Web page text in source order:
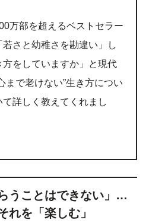
万部を超えるベストセラー
さと幼稚さを勘違い」し
をしていますか」と現代
まで老けない”生き方につい
詳しく教えてくれまし
うことはできない」…
れを「楽しむ」